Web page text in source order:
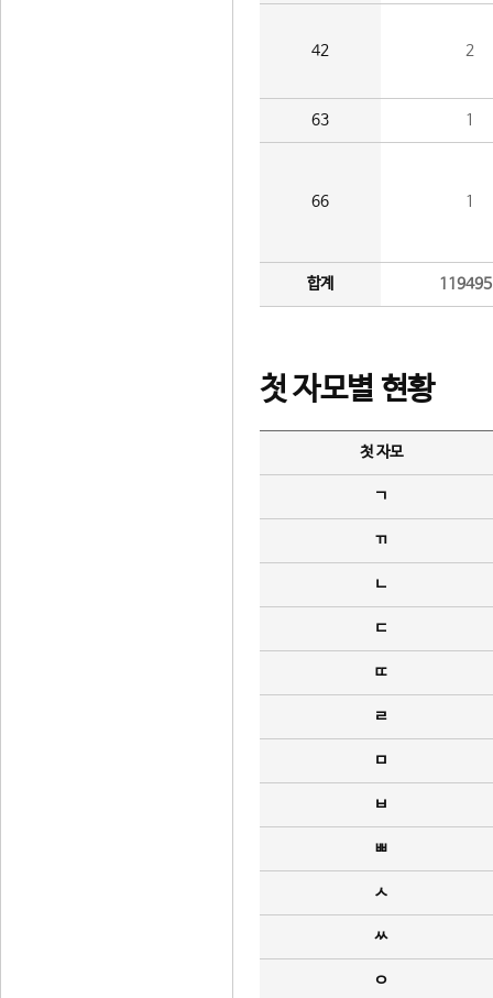
42 2
63 1
66 1
합계
첫 자모별 현황
첫 자모
ㄱ
ㄲ
ㄴ
ㄷ
ㄸ
ㄹ
ㅁ
ㅂ
ㅃ
ㅅ
ㅆ
ㅇ